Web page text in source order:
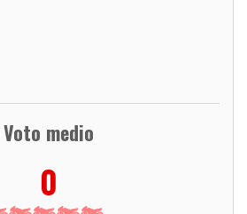
Voto medio
0